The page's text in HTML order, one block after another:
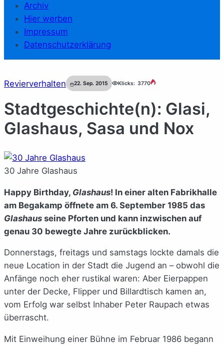
Archiv
Hier werben
Impressum
Datenschutzerklärung
Revierverhalten 22. Sep. 2015 Klicks: 3770
Stadtgeschichte(n): Glasi,
Glashaus, Sasa und Nox
30 Jahre Glashaus
Happy Birthday, Glashaus! In einer alten Fabrikhalle
am Begakamp öffnete am 6. September 1985 das
Glashaus seine Pforten und kann inzwischen auf
genau 30 bewegte Jahre zurückblicken.
Donnerstags, freitags und samstags lockte damals die
neue Location in der Stadt die Jugend an – obwohl die
Anfänge noch eher rustikal waren: Aber Eierpappen
unter der Decke, Flipper und Billardtisch kamen an,
vom Erfolg war selbst Inhaber Peter Raupach etwas
überrascht.
Mit Einweihung einer Bühne im Februar 1986 begann